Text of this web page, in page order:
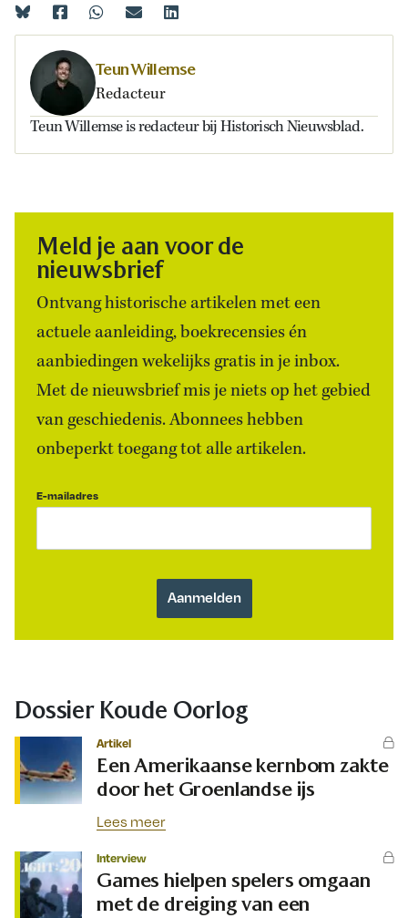
Teun Willemse
Redacteur
Teun Willemse is redacteur bij Historisch Nieuwsblad.
Meld je aan voor de
nieuwsbrief
Ontvang historische artikelen met een
actuele aanleiding, boekrecensies én
aanbiedingen wekelijks gratis in je inbox.
Met de nieuwsbrief mis je niets op het gebied
van geschiedenis. Abonnees hebben
onbeperkt toegang tot alle artikelen.
E-mailadres
Dossier Koude Oorlog
Artikel
Een Amerikaanse kernbom zakte
door het Groenlandse ijs
Lees meer
Interview
Games hielpen spelers omgaan
met de dreiging van een